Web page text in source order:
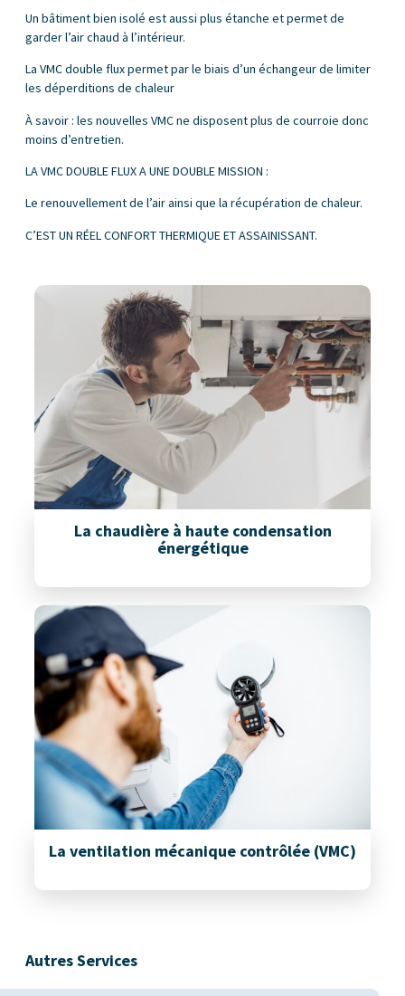
Un bâtiment bien isolé est aussi plus étanche et permet de
garder l’air chaud à l’intérieur.
La VMC double flux permet par le biais d’un échangeur de limiter
les déperditions de chaleur
À savoir : les nouvelles VMC ne disposent plus de courroie donc
moins d’entretien.
LA VMC DOUBLE FLUX A UNE DOUBLE MISSION :
Le renouvellement de l’air ainsi que la récupération de chaleur.
C’EST UN RÉEL CONFORT THERMIQUE ET ASSAINISSANT.
La chaudière à haute condensation
énergétique
La ventilation mécanique contrôlée (VMC)
Autres Services